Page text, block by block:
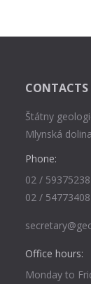
CONTACTS
Štátny
Mlynská
Phone:
02 /
02 /
Office hours:
Monday to